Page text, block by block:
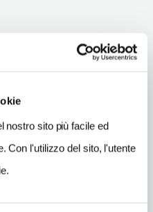
nostro sito più facile ed
Con l'utilizzo del sito, l'utente